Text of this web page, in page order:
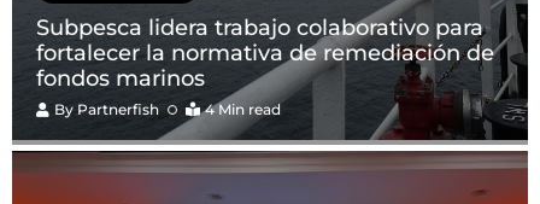
Subpesca lidera trabajo colaborativo para
fortalecer la normativa de remediación de
fondos marinos
By Partnerfish 4 Min read